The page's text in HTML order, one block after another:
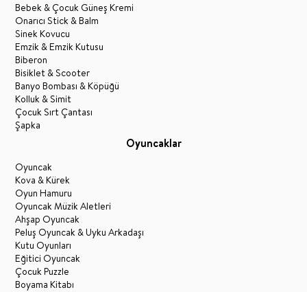
Bebek & Çocuk Güneş Kremi
Onarıcı Stick & Balm
Sinek Kovucu
Emzik & Emzik Kutusu
Biberon
Bisiklet & Scooter
Banyo Bombası & Köpüğü
Kolluk & Simit
Çocuk Sırt Çantası
Şapka
Oyuncaklar
Oyuncak
Kova & Kürek
Oyun Hamuru
Oyuncak Müzik Aletleri
Ahşap Oyuncak
Peluş Oyuncak & Uyku Arkadaşı
Kutu Oyunları
Eğitici Oyuncak
Çocuk Puzzle
Boyama Kitabı